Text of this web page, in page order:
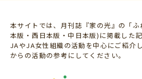
本サイトでは、月刊誌『家の光』の「
本版・西日本版・中日本版)に掲載した
JAやJA女性組織の活動を中心にご紹介
からの活動の参考にしてください。